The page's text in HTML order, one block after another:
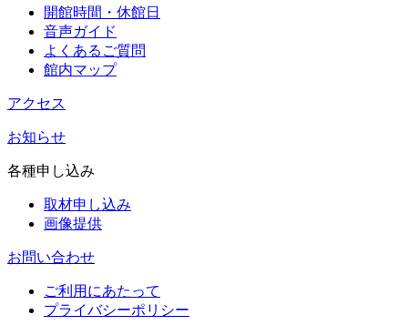
開館時間・休館日
音声ガイド
よくあるご質問
館内マップ
アクセス
お知らせ
各種申し込み
取材申し込み
画像提供
お問い合わせ
ご利用にあたって
プライバシーポリシー